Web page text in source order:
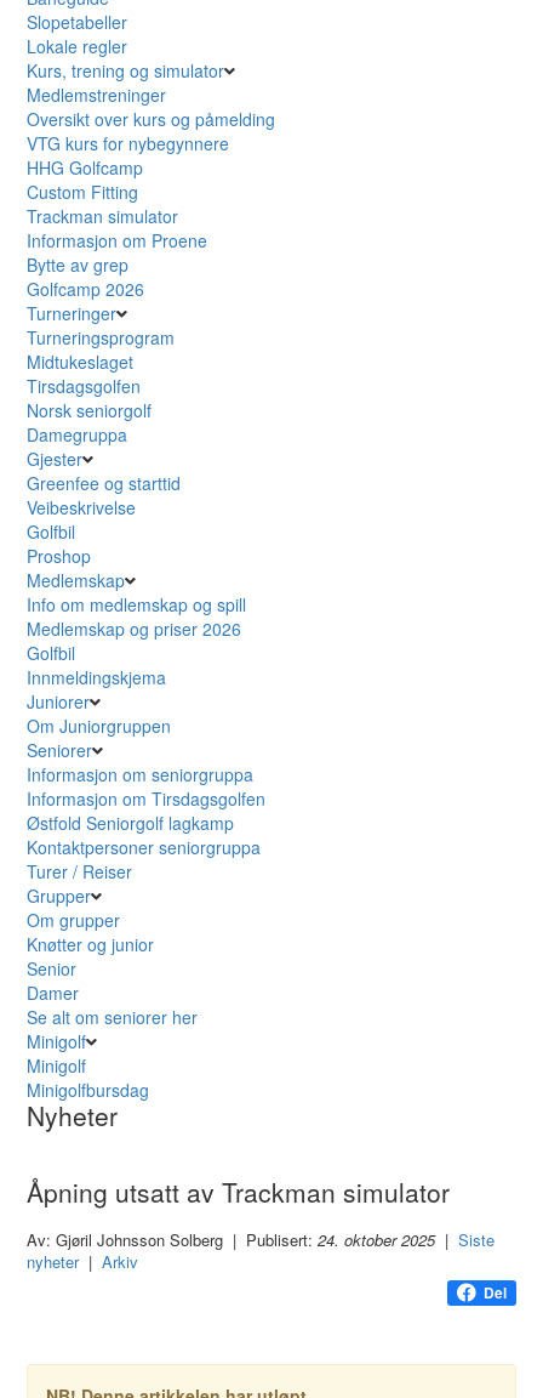
Slopetabeller
Lokale regler
Kurs, trening og simulator
Medlemstreninger
Oversikt over kurs og påmelding
VTG kurs for nybegynnere
HHG Golfcamp
Custom Fitting
Trackman simulator
Informasjon om Proene
Bytte av grep
Golfcamp 2026
Turneringer
Turneringsprogram
Midtukeslaget
Tirsdagsgolfen
Norsk seniorgolf
Damegruppa
Gjester
Greenfee og starttid
Veibeskrivelse
Golfbil
Proshop
Medlemskap
Info om medlemskap og spill
Medlemskap og priser 2026
Golfbil
Innmeldingskjema
Juniorer
Om Juniorgruppen
Seniorer
Informasjon om seniorgruppa
Informasjon om Tirsdagsgolfen
Østfold Seniorgolf lagkamp
Kontaktpersoner seniorgruppa
Turer / Reiser
Grupper
Om grupper
Knøtter og junior
Senior
Damer
Se alt om seniorer her
Minigolf
Minigolf
Minigolfbursdag
Nyheter
Åpning utsatt av Trackman simulator
Av: Gjøril Johnsson Solberg | Publisert:24. oktober 2025|Siste
nyheter|Arkiv
Del